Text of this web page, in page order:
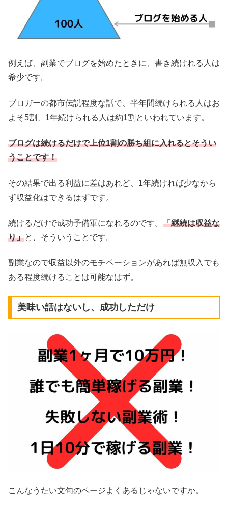
例えば、副業でブログを始めたときに、書き続けれる人は
希少です。
ブロガーの都市伝説程度な話で、半年間続けられる人はお
よそ5割、1年続けられる人は約1割といわれています。
ブログは続けるだけで上位1割の勝ち組に入れるとそうい
うことです！
その結果で出る利益に差はあれど、1年続ければ少なから
ず収益化はできるはずです。
続けるだけで成功予備軍になれるのです。 「継続は収益な
り」と、そういうことです。
副業なので収益以外のモチベーションがあれば無収入でも
ある程度続けることは可能なはず。
美味い話はないし、成功しただけ
こんなうたい文句のページよくあるじゃないですか。